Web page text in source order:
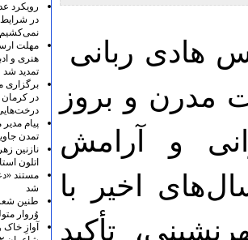
هادی ربانی
مدرن و بروز
و آرامش
اخیر با
تأکید
رویکرد
در شرایط
نمی‌کشیم
مهلت
هنری و
تمدید شد
برگزاری
در کرمان
پیام
تمدن
نازنین
اتلون
مستند
شد
طنین
وُروار
آوازِ